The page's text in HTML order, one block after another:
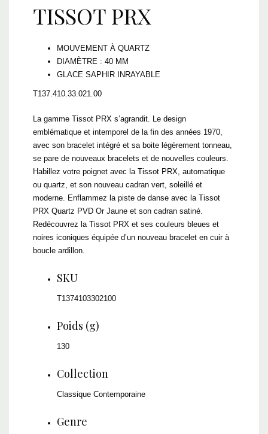
TISSOT PRX
MOUVEMENT À QUARTZ
DIAMÈTRE : 40 MM
GLACE SAPHIR INRAYABLE
T137.410.33.021.00
La gamme Tissot PRX s’agrandit. Le design
emblématique et intemporel de la fin des années 1970,
avec son bracelet intégré et sa boite légèrement tonneau,
se pare de nouveaux bracelets et de nouvelles couleurs.
Habillez votre poignet avec la Tissot PRX, automatique
ou quartz, et son nouveau cadran vert, soleillé et
moderne. Enflammez la piste de danse avec la Tissot
PRX Quartz PVD Or Jaune et son cadran satiné.
Redécouvrez la Tissot PRX et ses couleurs bleues et
noires iconiques équipée d’un nouveau bracelet en cuir à
boucle ardillon.
SKU
T1374103302100
Poids (g)
130
Collection
Classique Contemporaine
Genre